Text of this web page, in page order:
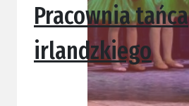
Pracownia tańca
irlandzkiego